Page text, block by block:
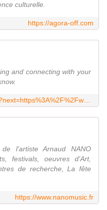
culturelle.
https://agora-off.com
and connecting with your
l'artiste Arnaud NANO
festivals, oeuvres d'Art,
de recherche, La fête
https://www.nanomusic.fr